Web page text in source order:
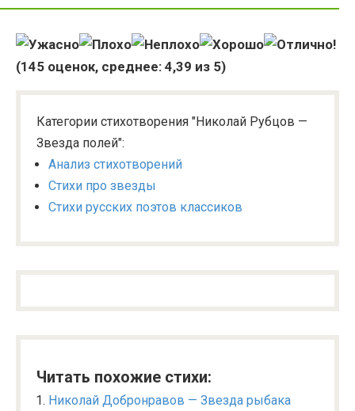
(145 оценок, среднее: 4,39 из 5)
Категории стихотворения "Николай Рубцов —
Звезда полей":
Анализ стихотворений
Стихи про звезды
Стихи русских поэтов классиков
Читать похожие стихи:
Николай Добронравов — Звезда рыбака